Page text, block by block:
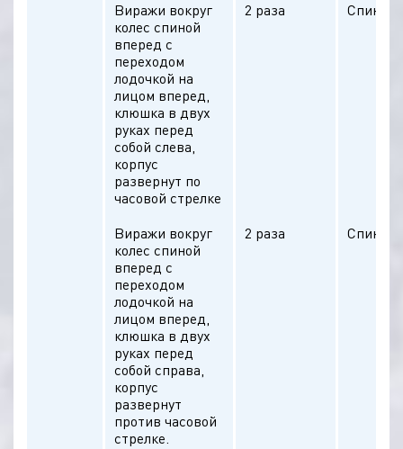
Виражи вокруг
колес спиной
вперед с
переходом
лодочкой на
лицом вперед,
клюшка в двух
руках перед
собой слева,
корпус
развернут по
часовой стрелке
2 раза Спина
Виражи вокруг
колес спиной
вперед с
переходом
лодочкой на
лицом вперед,
клюшка в двух
руках перед
собой справа,
корпус
развернут
против часовой
стрелке.
2 раза Спина